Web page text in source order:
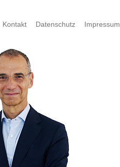
Kontakt Datenschutz Impressum